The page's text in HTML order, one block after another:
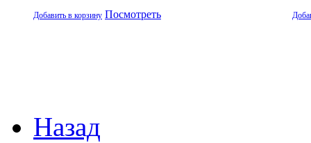
Добавить в корзину Посмотреть
Назад